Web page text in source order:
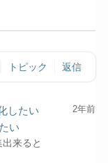
トピック 返信
したい
い
来ると
2年前